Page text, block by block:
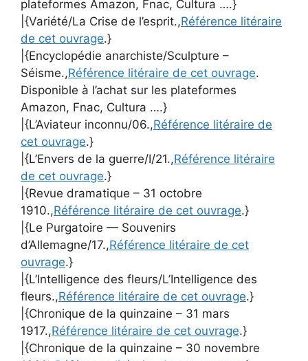
plateformes Amazon, Fnac, Cultura ….}
|{Variété/La Crise de l’esprit.,Référence litéraire
de cet ouvrage.}
|{Encyclopédie anarchiste/Sculpture –
Séisme.,Référence litéraire de cet ouvrage.
Disponible à l’achat sur les plateformes
Amazon, Fnac, Cultura ….}
|{L’Aviateur inconnu/06.,Référence litéraire de
cet ouvrage.}
|{L’Envers de la guerre/I/21.,Référence litéraire
de cet ouvrage.}
|{Revue dramatique – 31 octobre
1910.,Référence litéraire de cet ouvrage.}
|{Le Purgatoire — Souvenirs
d’Allemagne/17.,Référence litéraire de cet
ouvrage.}
|{L’Intelligence des fleurs/L’Intelligence des
fleurs.,Référence litéraire de cet ouvrage.}
|{Chronique de la quinzaine – 31 mars
1917.,Référence litéraire de cet ouvrage.}
|{Chronique de la quinzaine – 30 novembre